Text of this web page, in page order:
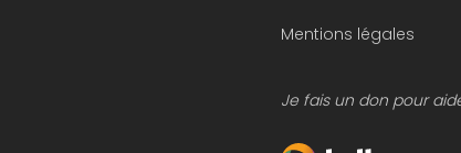
Mentions légales
Je fais un don pour